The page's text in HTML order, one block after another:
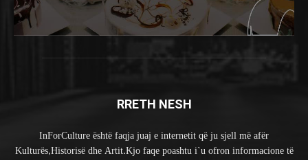
RRETH NESH
InForCulture është faqja juaj e internetit që ju sjell më afër
Kulturës,Historisë dhe Artit.Kjo faqe poashtu i`u ofron informacione të